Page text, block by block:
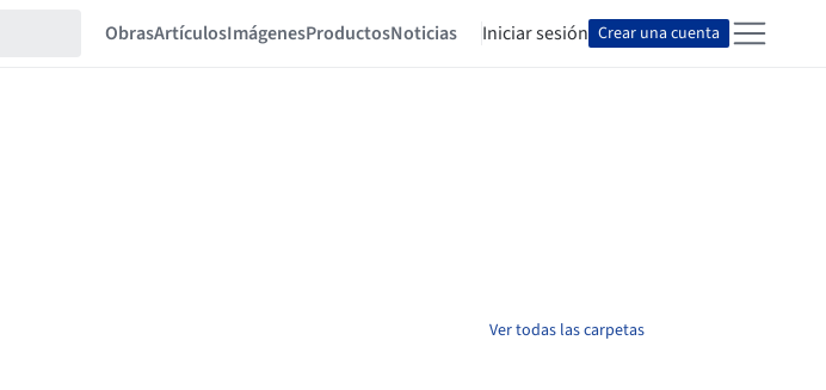
ObrasArtículosImágenesProductosNoticias Iniciar sesión Crear una cuenta
Ver todas las carpetas